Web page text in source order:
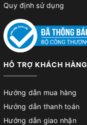
Quy định sử dụng
HỖ TRỢ KHÁCH HÀNG
Hướng dẫn mua hàng
Hướng dẫn thanh toán
Hướng dẫn giao nhận